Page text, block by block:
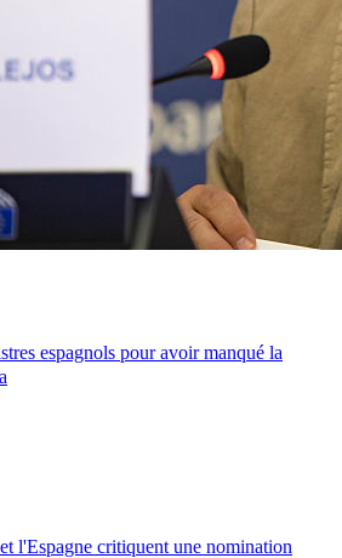
espagnols pour avoir manqué la
l'Espagne critiquent une nomination